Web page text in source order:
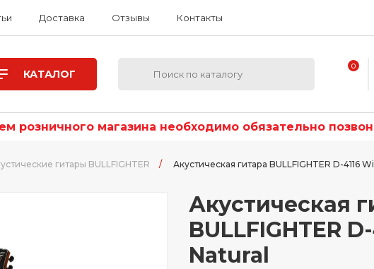
Доставка Отзывы Контакты
КАТАЛОГ
0
розничного магазина необходимо обязательно
гитары BULLFIGHTER / Акустическая гитара BULLFIGHTER D-4116
Акустическая
BULLFIGHTER
Natural